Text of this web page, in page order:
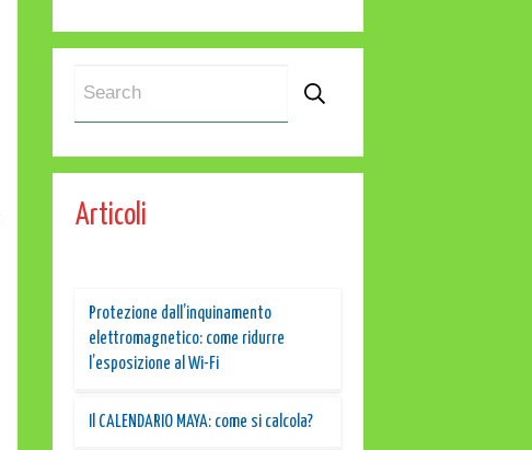
Articoli
Protezione dall’inquinamento
elettromagnetico: come ridurre
l’esposizione al Wi-Fi
Il CALENDARIO MAYA: come si calcola?